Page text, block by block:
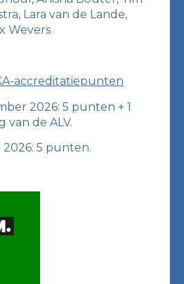
Lara van de Lande,
Wevers
accreditatiepunten
2026: 5 punten + 1
de ALV.
5 punten.